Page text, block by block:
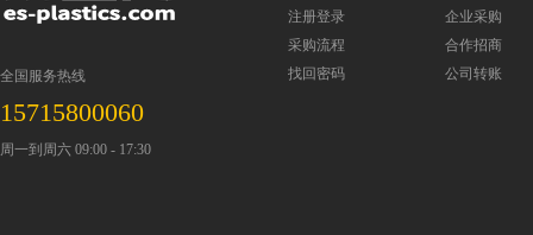
全国服务热线
15715800060
周一到周六 09:00 - 17:30
注册登录
采购流程
找回密码
企业采购
合作招商
公司转账